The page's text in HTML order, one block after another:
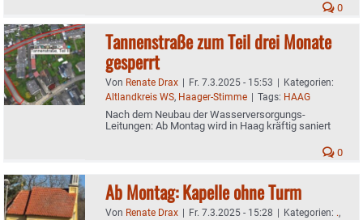
0
Tannenstraße zum Teil drei Monate
gesperrt
Von Renate Drax | Fr. 7.3.2025 - 15:53 | Kategorien:
Altlandkreis WS, Haager-Stimme | Tags: HAAG
Nach dem Neubau der Wasserversorgungs-
Leitungen: Ab Montag wird in Haag kräftig saniert
0
Ab Montag: Kapelle ohne Turm
Von Renate Drax | Fr. 7.3.2025 - 15:28 | Kategorien: .,